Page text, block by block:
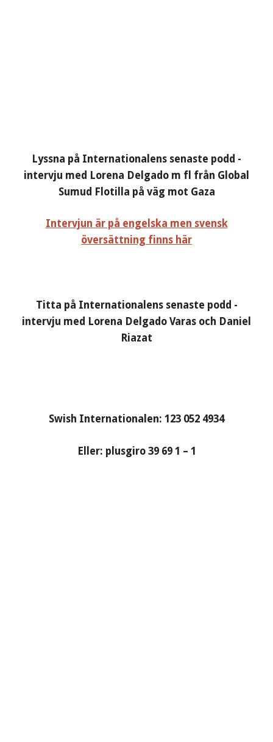
Lyssna på Internationalens senaste podd -
intervju med Lorena Delgado m fl från Global
Sumud Flotilla på väg mot Gaza
Intervjun är på engelska men svensk
översättning finns här
Titta på Internationalens senaste podd -
intervju med Lorena Delgado Varas och Daniel
Riazat
Swish Internationalen: 123 052 4934
Eller: plusgiro 39 69 1 – 1